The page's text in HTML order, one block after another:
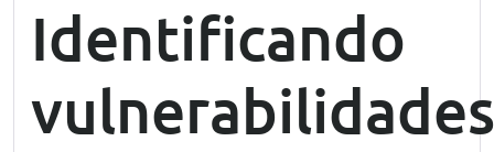
Identificando
vulnerabilidades